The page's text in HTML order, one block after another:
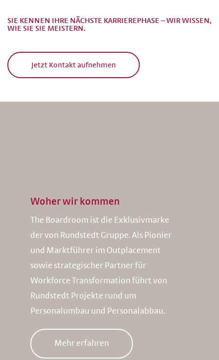
SIE KENNEN IHRE NÄCHSTE KARRIEREPHASE – WIR WISSEN,
WIE SIE SIE MEISTERN.
Jetzt Kontakt aufnehmen
Woher wir kommen
The Boardroom ist die Exklusivmarke
der von Rundstedt Gruppe. Als Pionier
und Marktführer im Outplacement
sowie strategischer Partner für
Workforce Transformation führt von
Rundstedt Projekte rund um
Personalumbau und Personalabbau.
Mehr erfahren